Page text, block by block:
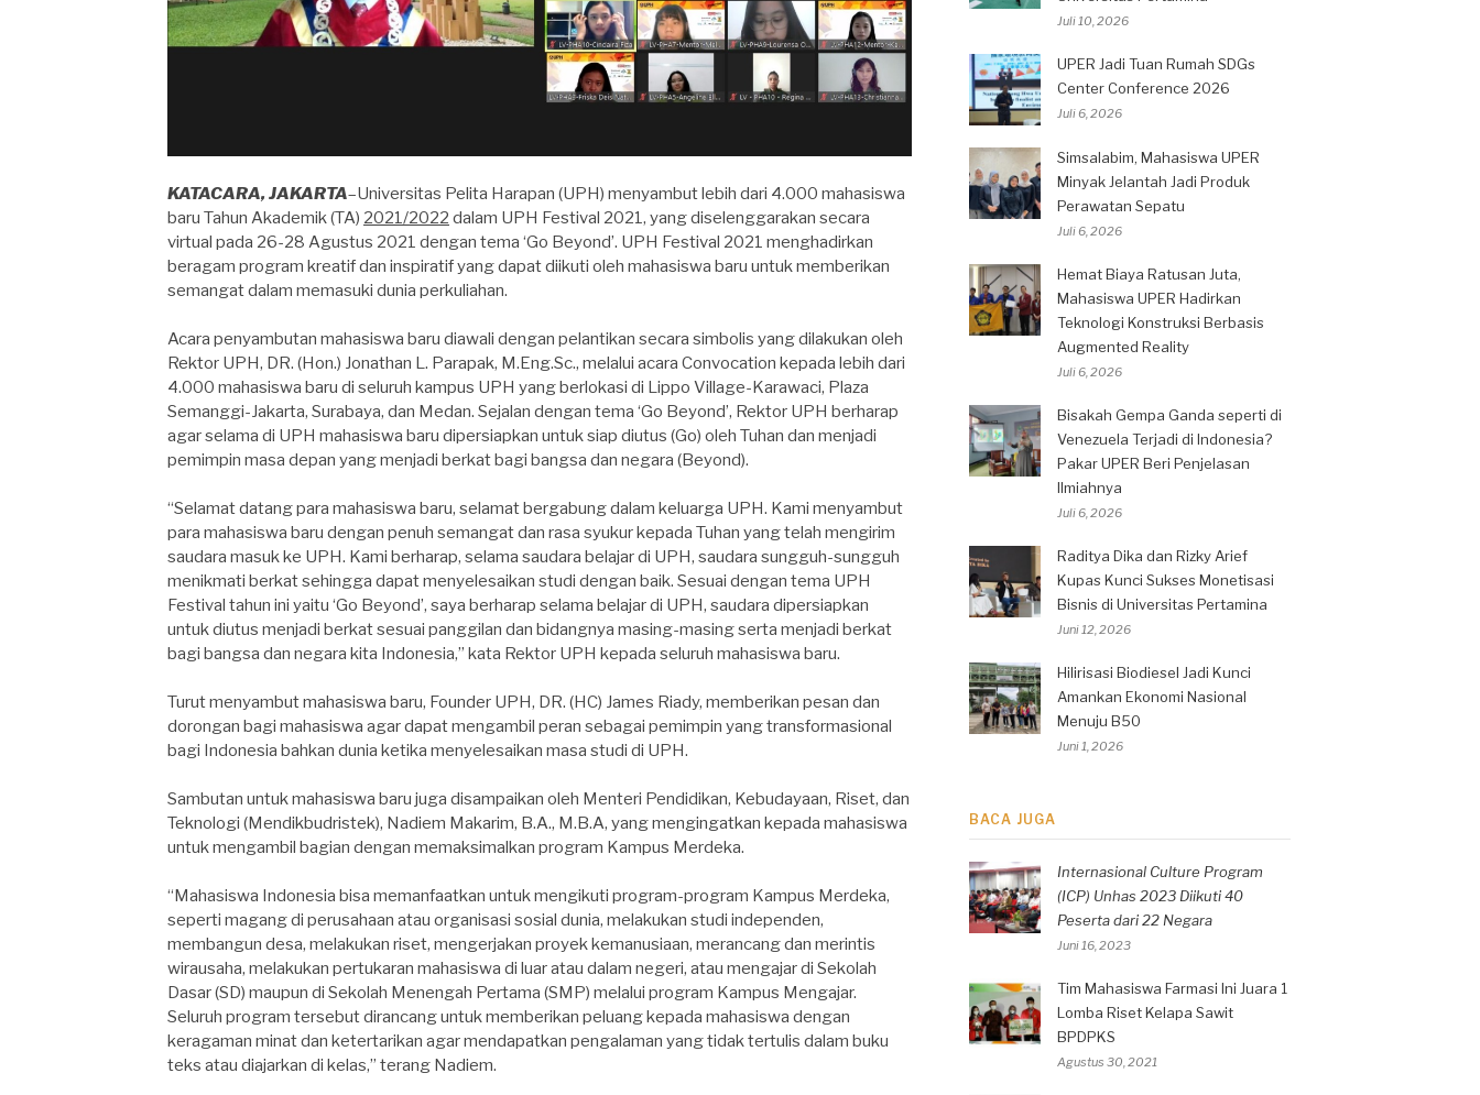
KATACARA, JAKARTA–Universitas Pelita Harapan (UPH) menyambut lebih dari 4.000 mahasiswa
baru Tahun Akademik (TA) 2021/2022 dalam UPH Festival 2021, yang diselenggarakan secara
virtual pada 26-28 Agustus 2021 dengan tema ‘Go Beyond’. UPH Festival 2021 menghadirkan
beragam program kreatif dan inspiratif yang dapat diikuti oleh mahasiswa baru untuk memberikan
semangat dalam memasuki dunia perkuliahan.
Acara penyambutan mahasiswa baru diawali dengan pelantikan secara simbolis yang dilakukan oleh
Rektor UPH, DR. (Hon.) Jonathan L. Parapak, M.Eng.Sc., melalui acara Convocation kepada lebih dari
4.000 mahasiswa baru di seluruh kampus UPH yang berlokasi di Lippo Village-Karawaci, Plaza
Semanggi-Jakarta, Surabaya, dan Medan. Sejalan dengan tema ‘Go Beyond’, Rektor UPH berharap
agar selama di UPH mahasiswa baru dipersiapkan untuk siap diutus (Go) oleh Tuhan dan menjadi
pemimpin masa depan yang menjadi berkat bagi bangsa dan negara (Beyond).
“Selamat datang para mahasiswa baru, selamat bergabung dalam keluarga UPH. Kami menyambut
para mahasiswa baru dengan penuh semangat dan rasa syukur kepada Tuhan yang telah mengirim
saudara masuk ke UPH. Kami berharap, selama saudara belajar di UPH, saudara sungguh-sungguh
menikmati berkat sehingga dapat menyelesaikan studi dengan baik. Sesuai dengan tema UPH
Festival tahun ini yaitu ‘Go Beyond’, saya berharap selama belajar di UPH, saudara dipersiapkan
untuk diutus menjadi berkat sesuai panggilan dan bidangnya masing-masing serta menjadi berkat
bagi bangsa dan negara kita Indonesia,” kata Rektor UPH kepada seluruh mahasiswa baru.
Turut menyambut mahasiswa baru, Founder UPH, DR. (HC) James Riady, memberikan pesan dan
dorongan bagi mahasiswa agar dapat mengambil peran sebagai pemimpin yang transformasional
bagi Indonesia bahkan dunia ketika menyelesaikan masa studi di UPH.
Sambutan untuk mahasiswa baru juga disampaikan oleh Menteri Pendidikan, Kebudayaan, Riset, dan
Teknologi (Mendikbudristek), Nadiem Makarim, B.A., M.B.A, yang mengingatkan kepada mahasiswa
untuk mengambil bagian dengan memaksimalkan program Kampus Merdeka.
“Mahasiswa Indonesia bisa memanfaatkan untuk mengikuti program-program Kampus Merdeka,
seperti magang di perusahaan atau organisasi sosial dunia, melakukan studi independen,
membangun desa, melakukan riset, mengerjakan proyek kemanusiaan, merancang dan merintis
wirausaha, melakukan pertukaran mahasiswa di luar atau dalam negeri, atau mengajar di Sekolah
Dasar (SD) maupun di Sekolah Menengah Pertama (SMP) melalui program Kampus Mengajar.
Seluruh program tersebut dirancang untuk memberikan peluang kepada mahasiswa dengan
keragaman minat dan ketertarikan agar mendapatkan pengalaman yang tidak tertulis dalam buku
teks atau diajarkan di kelas,” terang Nadiem.
Juli 10, 2026
UPER Jadi Tuan Rumah SDGs
Center Conference 2026
Juli 6, 2026
Simsalabim, Mahasiswa UPER
Minyak Jelantah Jadi Produk
Perawatan Sepatu
Juli 6, 2026
Hemat Biaya Ratusan Juta,
Mahasiswa UPER Hadirkan
Teknologi Konstruksi Berbasis
Augmented Reality
Juli 6, 2026
Bisakah Gempa Ganda seperti di
Venezuela Terjadi di Indonesia?
Pakar UPER Beri Penjelasan
Ilmiahnya
Juli 6, 2026
Raditya Dika dan Rizky Arief
Kupas Kunci Sukses Monetisasi
Bisnis di Universitas Pertamina
Juni 12, 2026
Hilirisasi Biodiesel Jadi Kunci
Amankan Ekonomi Nasional
Menuju B50
Juni 1, 2026
BACA JUGA
Internasional Culture Program
(ICP) Unhas 2023 Diikuti 40
Peserta dari 22 Negara
Juni 16, 2023
Tim Mahasiswa Farmasi Ini Juara 1
Lomba Riset Kelapa Sawit
BPDPKS
Agustus 30, 2021